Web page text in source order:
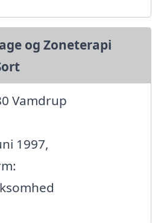
og Zoneterapi
Vamdrup
1997,